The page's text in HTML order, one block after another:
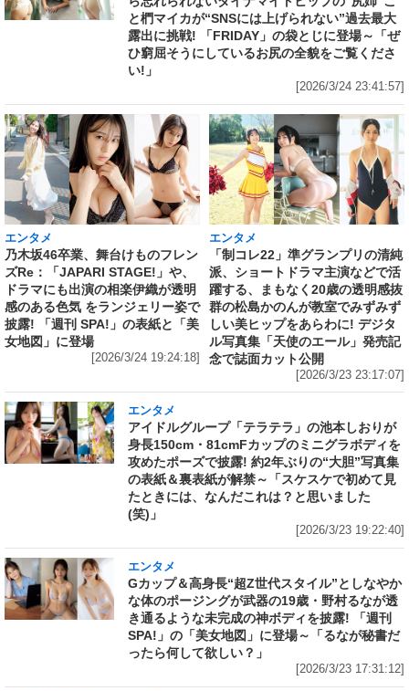
と椚マイカが“SNSには上げられない”過去最大
露出に挑戦! 「FRIDAY」の袋とじに登場～「ぜ
ひ窮屈そうにしているお尻の全貌をご覧くださ
い!」
[2026/3/24 23:41:57]
エンタメ
乃木坂46卒業、舞台けものフレン
ズRe：「JAPARI STAGE!」や、
ドラマにも出演の相楽伊織が透明
感のある色気 をランジェリー姿で
披露! 「週刊 SPA!」の表紙と「美
女地図」に登場
[2026/3/24 19:24:18]
エンタメ
「制コレ22」準グランプリの清純
派、ショートドラマ主演などで活
躍する、まもなく20歳の透明感抜
群の松島かのんが教室でみずみず
しい美ヒップをあらわに! デジタ
ル写真集「天使のエール」発売記
念で誌面カット公開
[2026/3/23 23:17:07]
エンタメ
アイドルグループ「テラテラ」の池本しおりが
身長150cm・81cmFカップのミニグラボディを
攻めたポーズで披露! 約2年ぶりの“大胆”写真集
の表紙＆裏表紙が解禁～「スケスケで初めて見
たときには、なんだこれは？と思いました
(笑)」
[2026/3/23 19:22:40]
エンタメ
Gカップ＆高身長“超Z世代スタイル”としなやか
な体のポージングが武器の19歳・野村るなが透
き通るような未完成の神ボディを披露! 「週刊
SPA!」の「美女地図」に登場～「るなが秘書だ
ったら何して欲しい？」
[2026/3/23 17:31:12]